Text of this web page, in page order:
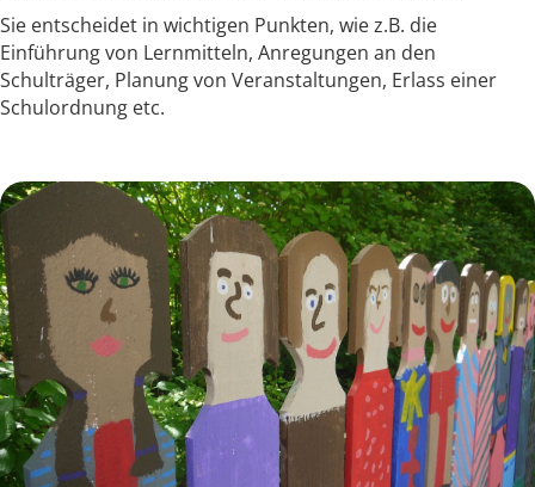
Sie entscheidet in wichtigen Punkten, wie z.B. die
Einführung von Lernmitteln, Anregungen an den
Schulträger, Planung von Veranstaltungen, Erlass einer
Schulordnung etc.